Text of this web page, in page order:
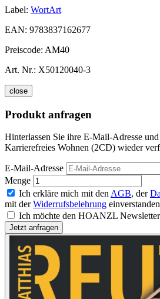
Label: WortArt
EAN: 9783837162677
Preiscode: AM40
Art. Nr.: X50120040-3
close
Produkt anfragen
Hinterlassen Sie ihre E-Mail-Adresse
Karrierefreies Wohnen (2CD) wieder
E-Mail-Adresse
Menge
Ich erkläre mich mit den AGB, der
mit derWiderrufsbelehrung
Ich möchte den HOANZL